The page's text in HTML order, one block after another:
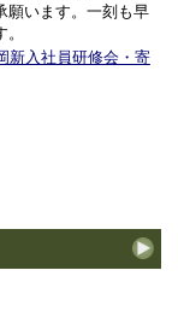
願います。一刻も早
入社員研修会・寄